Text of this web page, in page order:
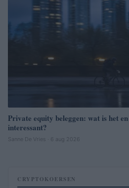
Private equity beleggen: wat is het
interessant?
Sanne De Vries · 6 aug 2026
CRYPTOKOERSEN